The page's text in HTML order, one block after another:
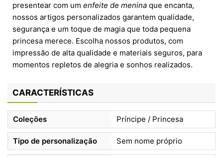
presentear com um enfeite de menina que encanta,
nossos artigos personalizados garantem qualidade,
segurança e um toque de magia que toda pequena
princesa merece. Escolha nossos produtos, com
impressão de alta qualidade e materiais seguros, para
momentos repletos de alegria e sonhos realizados.
CARACTERÍSTICAS
Coleções Príncipe / Princesa
Tipo de personalização Sem nome próprio